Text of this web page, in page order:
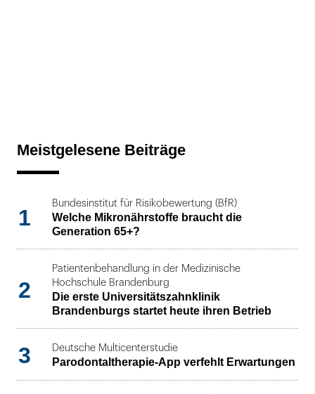
Meistgelesene Beiträge
1
Bundesinstitut für Risikobewertung (BfR)
Welche Mikronährstoffe braucht die
Generation 65+?
2
Patientenbehandlung in der Medizinische
Hochschule Brandenburg
Die erste Universitätszahnklinik
Brandenburgs startet heute ihren Betrieb
3 Deutsche Multicenterstudie
Parodontaltherapie-App verfehlt Erwartungen